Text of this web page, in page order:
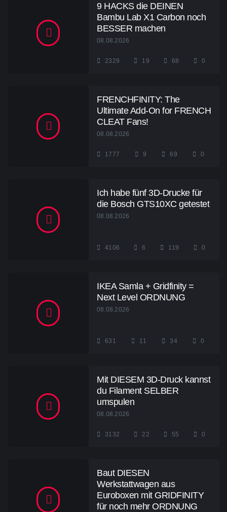
9 HACKS die DEINEN
Bambu Lab X1 Carbon noch
BESSER machen
08.08.2026
2329 19 68 0
FRENCHFINITY: The
Ultimate Add-On for FRENCH
CLEAT Fans!
08.08.2026
1777 9 69 0
Ich habe fünf 3D-Drucke für
die Bosch GTS10XC getestet
08.08.2026
4106 6 119 0
IKEA Samla + Gridfinity =
Next Level ORDNUNG
08.08.2026
631 11 34 0
Mit DIESEM 3D-Druck kannst
du Filament SELBER
umspulen
08.08.2026
3132 22 55 0
Baut DIESEN
Werkstattwagen aus
Euroboxen mit GRIDFINITY
für noch mehr ORDNUNG